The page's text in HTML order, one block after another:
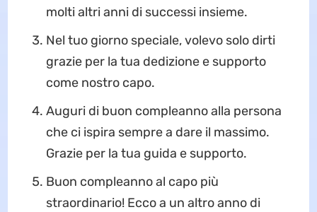
molti altri anni di successi insieme.
Nel tuo giorno speciale, volevo solo dirti
grazie per la tua dedizione e supporto
come nostro capo.
Auguri di buon compleanno alla persona
che ci ispira sempre a dare il massimo.
Grazie per la tua guida e supporto.
Buon compleanno al capo più
straordinario! Ecco a un altro anno di